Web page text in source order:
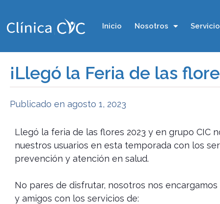
Inicio Nosotros
¡Llegó la Feria de las
Publicado en agosto 1, 2023
Llegó la feria de las flores 2023 y en grupo CIC
nuestros usuarios en esta temporada con los
prevención y atención en salud.
No pares de disfrutar, nosotros nos
y amigos con los servicios de: